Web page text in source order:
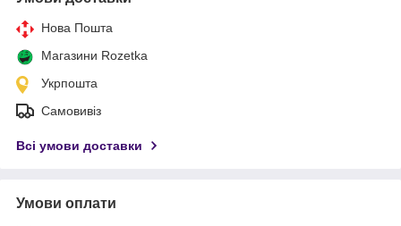
Нова Пошта
Магазини Rozetka
Укрпошта
Самовивіз
Всі умови доставки
Умови оплати